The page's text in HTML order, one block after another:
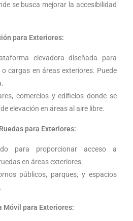
se busca mejorar la accesibilidad
para Exteriores:
elevadora diseñada para
cargas en áreas exteriores. Puede
comercios y edificios donde se
elevación en áreas al aire libre.
para Exteriores:
para proporcionar acceso a
en áreas exteriores.
públicos, parques, y espacios
Móvil para Exteriores: